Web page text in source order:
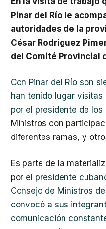
Pinar del Río le
autoridades de la
César Rodríguez
del Comité Provincial
Con Pinar del Río son
han tenido lugar
por el presidente de los
Ministros con
diferentes ramas, y
Es parte de la
por el presidente
Consejo de Ministros
convocó a sus
comunicación